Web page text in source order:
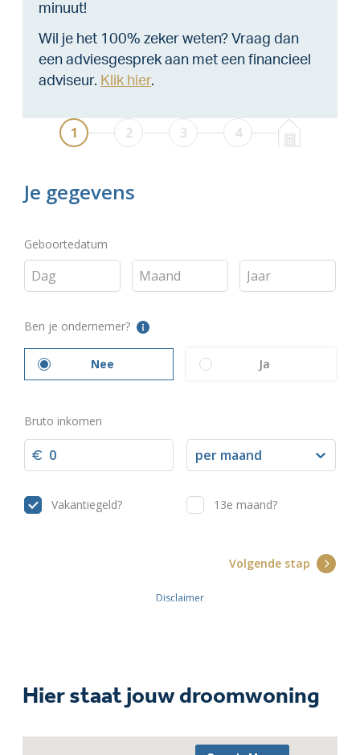
minuut!
Wil je het 100% zeker weten? Vraag dan
een adviesgesprek aan met een financieel
adviseur. Klik hier.
Hier staat jouw droomwoning